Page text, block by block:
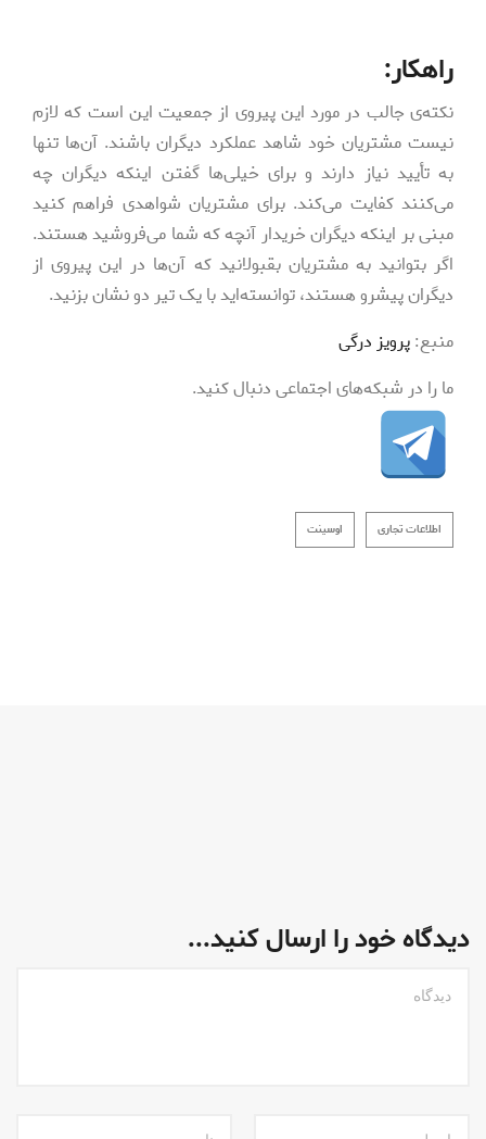
راهکار:
نکته‌ی جالب در مورد این پیروی از جمعیت این است که لازم
نیست مشتریان خود شاهد عملکرد دیگران باشند. آن‌ها تنها
به تأیید نیاز دارند و برای خیلی‌ها گفتن اینکه دیگران چه
می‌کنند کفایت می‌کند. برای مشتریان شواهدی فراهم کنید
مبنی بر اینکه دیگران خریدار آنچه که شما می‌فروشید هستند.
اگر بتوانید به مشتریان بقبولانید که آن‌ها در این پیروی از
دیگران پیشرو هستند، توانسته‌اید با یک تیر دو نشان بزنید.
منبع:پرویز درگی
ما را در شبکه‌های اجتماعی دنبال کنید.
اطلاعات تجاری اوسینت
دیدگاه خود را ارسال کنید...